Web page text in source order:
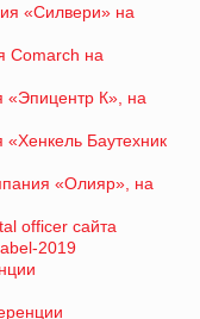
«Силвери» на
Comarch на
К», на
Баутехник
«Олияр», на
officer сайта
2019